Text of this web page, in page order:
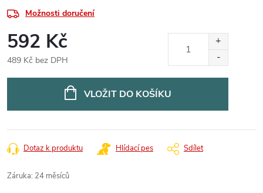
Možnosti doručení
592 Kč
489 Kč bez DPH
VLOŽIT DO KOŠÍKU
Dotaz k produktu Hlídací pes Sdílet
Záruka: 24 měsíců